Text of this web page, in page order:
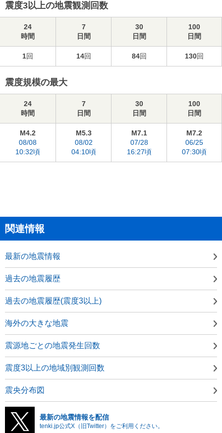
震度3以上の地震観測回数
24
時間
7
日間
30
日間
100
日間
1回 14回 84回 130回
震度規模の最大
24
時間
7
日間
30
日間
100
日間
M4.2
08/08
10:32頃
M5.3
08/02
04:10頃
M7.1
07/28
16:27頃
M7.2
06/25
07:30頃
関連情報
最新の地震情報
過去の地震履歴
過去の地震履歴(震度3以上)
海外の大きな地震
震源地ごとの地震発生回数
震度3以上の地域別観測回数
震央分布図
最新の地震情報を配信
tenki.jp公式X（旧Twitter）をご利用ください。